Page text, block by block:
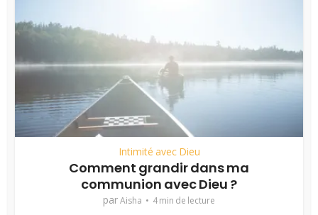
Intimité avec Dieu
Comment grandir dans ma
communion avec Dieu ?
parAisha 4 min de lecture